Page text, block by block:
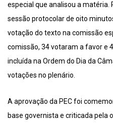
especial que analisou a
sessão protocolar de oito
votação do texto na comissão
comissão, 34 votaram a favor e
incluída na Ordem do Dia da
votações no plenário.
A aprovação da PEC foi
base governista e criticada pela